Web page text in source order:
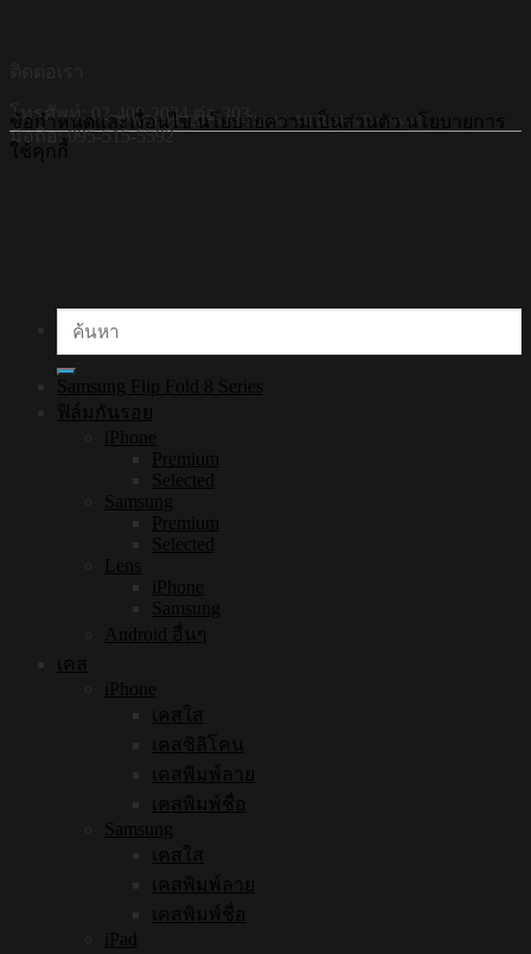
โทรศัพท์: 02-408-2034 ต่อ 303
มือถือ: 095-515-5592
©Copyright 2026 Hi-Shield All Rights Reserved.
ข้อกำหนดและเงื่อนไข นโยบายความเป็นส่วนตัว นโยบายการ
ใช้คุกกี้
ค้นหา:
Samsung Flip Fold 8 Series
ฟิล์มกันรอย
iPhone
Premium
Selected
Samsung
Premium
Selected
Lens
iPhone
Samsung
Android อื่นๆ
เคส
iPhone
เคสใส
เคสซิลิโคน
เคสพิมพ์ลาย
เคสพิมพ์ชื่อ
Samsung
เคสใส
เคสพิมพ์ลาย
เคสพิมพ์ชื่อ
iPad